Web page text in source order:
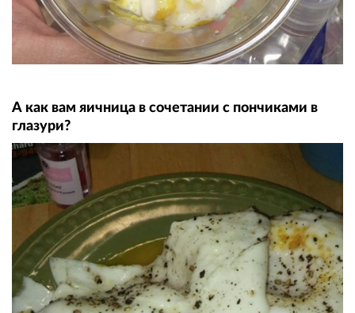
А как вам яичница в сочетании с пончиками в
глазури?